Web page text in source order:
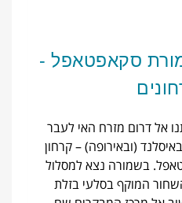
שמורת סקאפטאפל -
אל דרום מזרח האי לעבר
(ובאירופה) – קרחון
בשמורה נצא למסלול
המוקף בסלעי בזלת